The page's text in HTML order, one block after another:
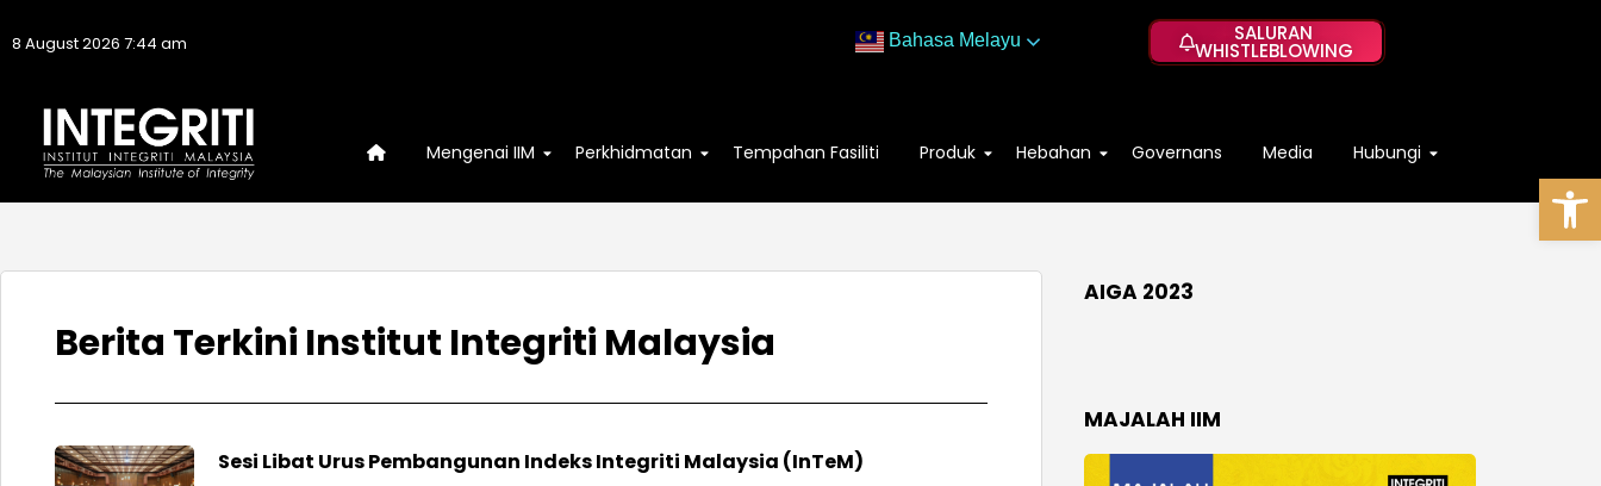
8 August 2026 7:44 am Bahasa Melayu SALURAN
WHISTLEBLOWING
Mengenai IIM Perkhidmatan Tempahan Fasiliti Produk Hebahan Governans Media Hubungi
Berita Terkini Institut Integriti Malaysia
Sesi Libat Urus Pembangunan Indeks Integriti Malaysia (InTeM)
AIGA 2023
MAJALAH IIM